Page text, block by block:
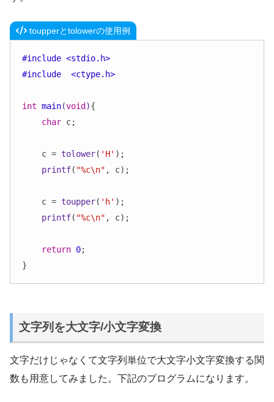
toupperとtolowerの使用例
#include <stdio.h>
#include <ctype.h>
int main(void ){
char c;
    c =
tolower( 'H' );
printf( "%c\n" , c);
    c =
toupper( 'h' );
printf( "%c\n" , c);
return 0;
}
文字列を大文字/小文字変換
文字だけじゃなくて文字列単位で大文字小文字変換する関
数も用意してみました。下記のプログラムになります。